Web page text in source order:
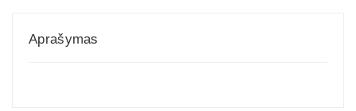
Aprašymas